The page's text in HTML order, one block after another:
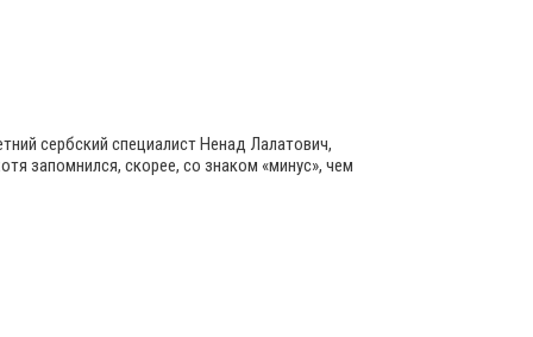
сербский специалист Ненад Лалатович,
запомнился, скорее, со знаком «минус», чем